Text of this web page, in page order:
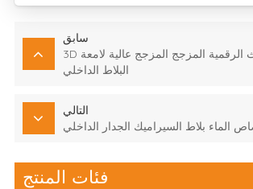
سابق
3D التصميم الحديث الرقمية المزجج المزجج عالية لامعة
البلاط الداخلي
التالي
الماء بلاط السيراميك الجدار الداخلي
فئات المنتج